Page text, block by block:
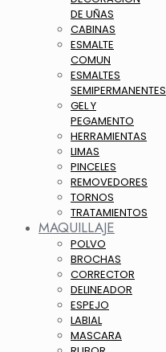
DE UÑAS
CABINAS
ESMALTE
COMUN
ESMALTES
SEMIPERMANENTES
GEL Y
PEGAMENTO
HERRAMIENTAS
LIMAS
PINCELES
REMOVEDORES
TORNOS
TRATAMIENTOS
MAQUILLAJE
POLVO
BROCHAS
CORRECTOR
DELINEADOR
ESPEJO
LABIAL
MASCARA